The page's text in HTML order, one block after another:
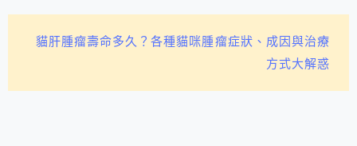
貓肝腫瘤壽命多久？各種貓咪腫瘤症狀、成因與治療
方式大解惑